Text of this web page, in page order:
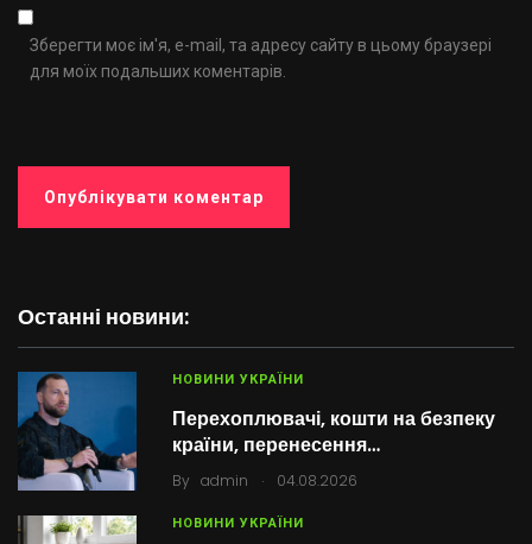
Останні новини:
НОВИНИ УКРАЇНИ
Перехоплювачі, кошти на безпеку
країни, перенесення…
By admin . 04.08.2026
НОВИНИ УКРАЇНИ
Зберегти моє ім'я, e-mail, та адресу сайту в цьому браузері
для моїх подальших коментарів.